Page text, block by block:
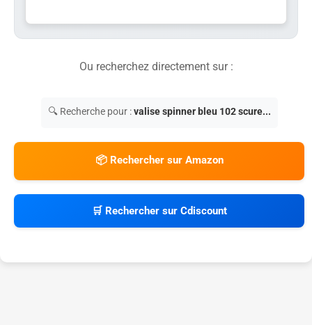
Ou recherchez directement sur :
🔍 Recherche pour :valise spinner bleu 102 scure...
📦 Rechercher sur Amazon
🛒 Rechercher sur Cdiscount